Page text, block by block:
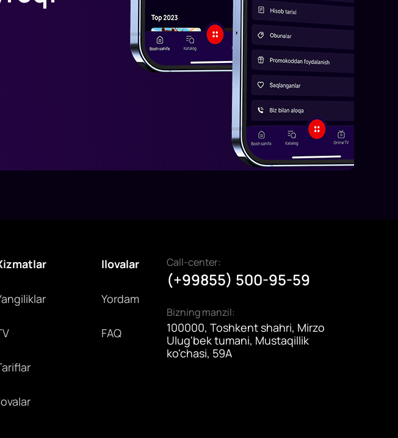
Ilovalar
Yordam
FAQ
Call-center:
(+99855) 500-95-59
Bizning manzil:
100000, Toshkent shahri, Mirzo
Ulug'bek tumani, Mustaqillik
ko'chasi, 59A